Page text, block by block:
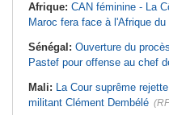
Afrique: CAN féminine - La
Maroc fera face à l'Afrique
Sénégal: Ouverture du
Pastef pour offense au chef
Mali: La Cour suprême
militant Clément Dembélé